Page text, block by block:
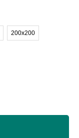
200х200